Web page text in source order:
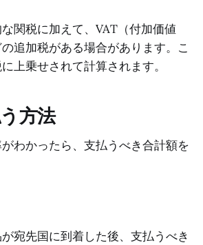
関税に加えて、VAT（付加価値
追加税がある場合があります。こ
上乗せされて計算されます。
方法
わかったら、支払うべき合計額を
宛先国に到着した後、支払うべき